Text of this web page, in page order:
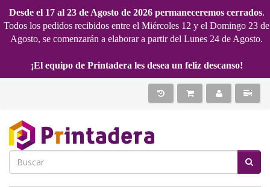
Desde el 17 al 23 de Agosto de 2026 permaneceremos cerrados.
Todos los pedidos recibidos entre el Miércoles 12 y el Domingo 23 de
Agosto, se comenzarán a elaborar a partir del Lunes 24 de Agosto.
¡El equipo de Printadera les desea un feliz descanso!